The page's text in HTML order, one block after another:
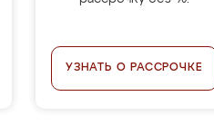
УЗНАТЬ О РАССРОЧКЕ